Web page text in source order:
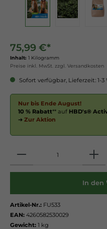
75,99 €*
Inhalt: 1 Kilogramm
Preise inkl. MwSt. zzgl. Versandkosten
Sofort verfügbar, Lieferzeit: 1-3
Nur bis Ende August!
10 % Rabatt** auf HBD's®
➔ Zur Aktion
In den
Artikel-Nr.: FU533
EAN: 4260582530029
Gewicht: 1 kg